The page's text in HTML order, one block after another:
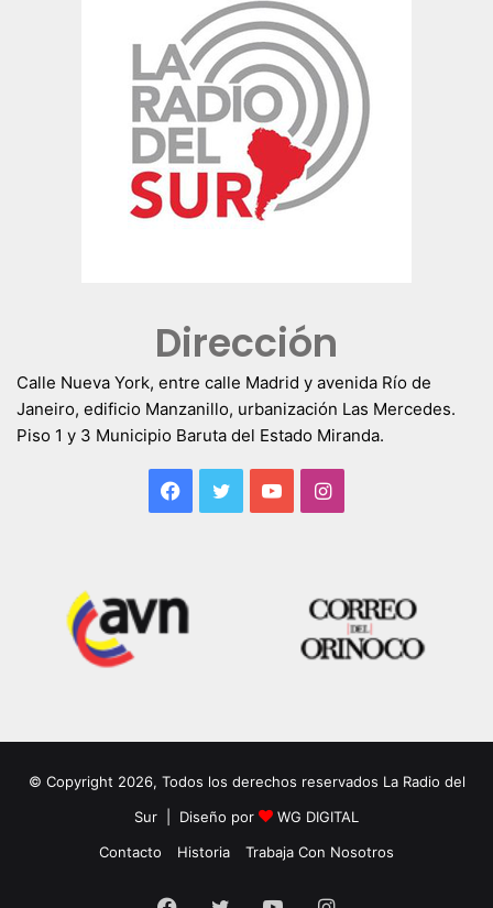
Dirección
Calle Nueva York, entre calle Madrid y avenida Río de
Janeiro, edificio Manzanillo, urbanización Las Mercedes.
Piso 1 y 3 Municipio Baruta del Estado Miranda.
Facebook
TwitterYouTubeInstagram
© Copyright 2026, Todos los derechos reservados La Radio del
Sur | Diseño por
WG DIGITAL
Contacto
Historia Trabaja Con Nosotros